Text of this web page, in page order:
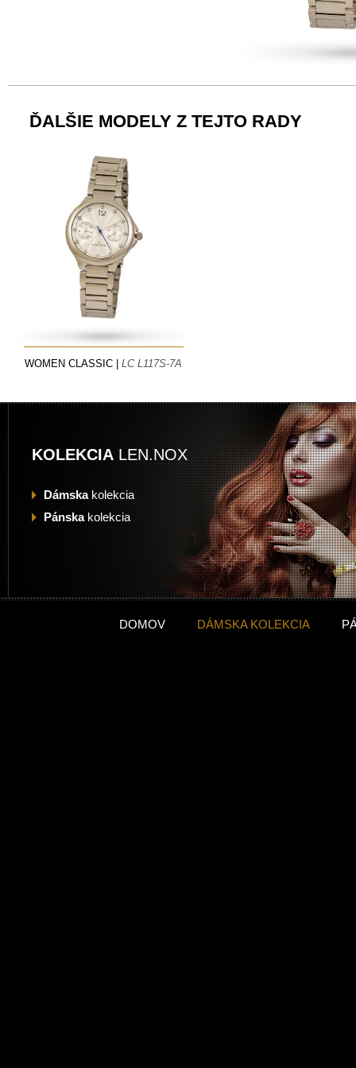
ĎALŠIE MODELY Z TEJTO RADY
WOMEN CLASSIC | LC L117S-7A
KOLEKCIA LEN.NOX
Dámskakolekcia
Pánskakolekcia
DOMOV DÁMSKA KOLEKCIA